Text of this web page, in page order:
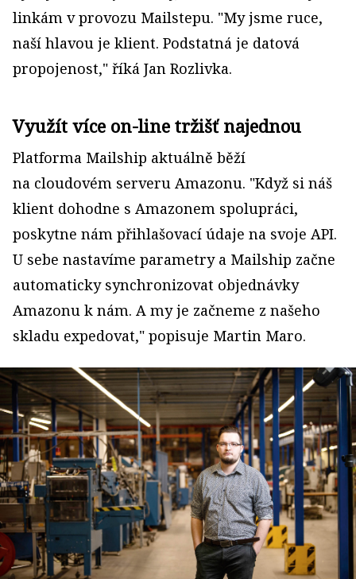
linkám v provozu Mailstepu. "My jsme ruce,
naší hlavou je klient. Podstatná je datová
propojenost," říká Jan Rozlivka.
Využít více on-line tržišť najednou
Platforma Mailship aktuálně běží
na cloudovém serveru Amazonu. "Když si náš
klient dohodne s Amazonem spolupráci,
poskytne nám přihlašovací údaje na svoje API.
U sebe nastavíme parametry a Mailship začne
automaticky synchronizovat objednávky
Amazonu k nám. A my je začneme z našeho
skladu expedovat," popisuje Martin Maro.